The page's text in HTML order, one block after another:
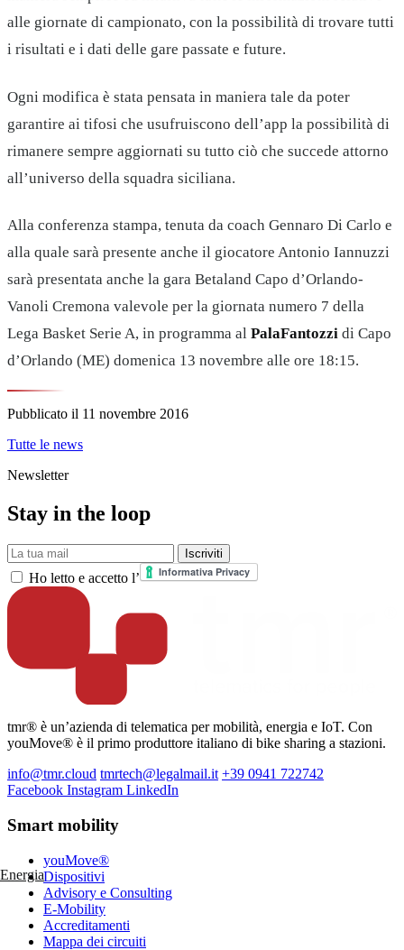
Energia
alle giornate di campionato, con la possibilità di trovare tutti
i risultati e i dati delle gare passate e future.
Ogni modifica è stata pensata in maniera tale da poter
garantire ai tifosi che usufruiscono dell’app la possibilità di
rimanere sempre aggiornati su tutto ciò che succede attorno
all’universo della squadra siciliana.
Alla conferenza stampa, tenuta da coach Gennaro Di Carlo e
alla quale sarà presente anche il giocatore Antonio Iannuzzi
sarà presentata anche la gara Betaland Capo d’Orlando-
Vanoli Cremona valevole per la giornata numero 7 della
Lega Basket Serie A, in programma al PalaFantozzi di Capo
d’Orlando (ME) domenica 13 novembre alle ore 18:15.
Pubblicato il 11 novembre 2016
Tutte le news
Newsletter
Stay in the loop
La tua mail Iscriviti
Ho letto e accetto l’
tmr® è un’azienda di telematica per mobilità, energia e IoT. Con
youMove® è il primo produttore italiano di bike sharing a stazioni.
info@tmr.cloud tmrtech@legalmail.it +39 0941 722742
Facebook Instagram LinkedIn
Smart mobility
youMove®
Dispositivi
Advisory e Consulting
E-Mobility
Accreditamenti
Mappa dei circuiti